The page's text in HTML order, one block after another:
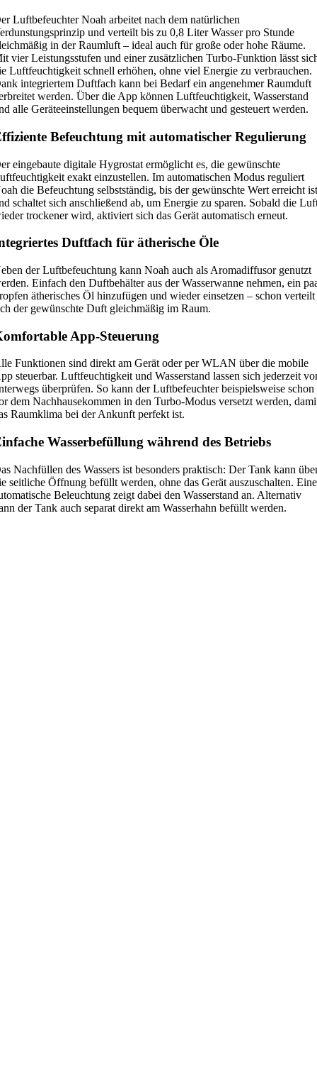
Luftbefeuchter Noah arbeitet nach dem natürlichen
und verteilt bis zu 0,8 Liter Wasser pro Stunde
in der Raumluft – ideal auch für große oder hohe Räume.
vier Leistungsstufen und einer zusätzlichen Turbo-Funktion lässt
Luftfeuchtigkeit schnell erhöhen, ohne viel Energie zu verbrauchen.
integriertem Duftfach kann bei Bedarf ein angenehmer Raumduft
werden. Über die App können Luftfeuchtigkeit, Wasserstand
alle Geräteeinstellungen bequem überwacht und gesteuert werden.
Befeuchtung mit automatischer Regulierung
eingebaute digitale Hygrostat ermöglicht es, die gewünschte
exakt einzustellen. Im automatischen Modus reguliert
die Befeuchtung selbstständig, bis der gewünschte Wert erreicht
schaltet sich anschließend ab, um Energie zu sparen. Sobald die
trockener wird, aktiviert sich das Gerät automatisch erneut.
Duftfach für ätherische Öle
der Luftbefeuchtung kann Noah auch als Aromadiffusor genutzt
Einfach den Duftbehälter aus der Wasserwanne nehmen, ein
ätherisches Öl hinzufügen und wieder einsetzen – schon verteilt
der gewünschte Duft gleichmäßig im Raum.
App-Steuerung
Funktionen sind direkt am Gerät oder per WLAN über die mobile
steuerbar. Luftfeuchtigkeit und Wasserstand lassen sich jederzeit
überprüfen. So kann der Luftbefeuchter beispielsweise schon
dem Nachhausekommen in den Turbo-Modus versetzt werden,
Raumklima bei der Ankunft perfekt ist.
Wasserbefüllung während des Betriebs
Nachfüllen des Wassers ist besonders praktisch: Der Tank kann
seitliche Öffnung befüllt werden, ohne das Gerät auszuschalten. Eine
Beleuchtung zeigt dabei den Wasserstand an. Alternativ
der Tank auch separat direkt am Wasserhahn befüllt werden.